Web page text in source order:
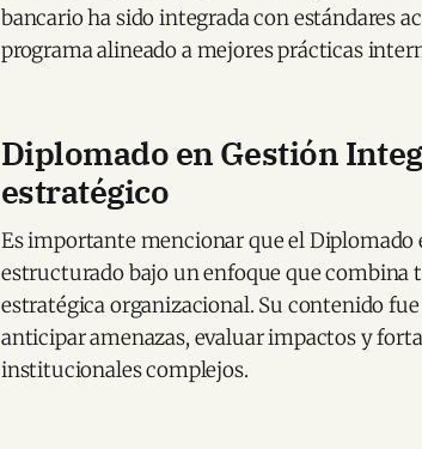
bancario ha sido integrada con estándares
programa alineado a mejores prácticas
Diplomado en Gestión
estratégico
Es importante mencionar que el Diplomado
estructurado bajo un enfoque que combina
estratégica organizacional. Su contenido
anticipar amenazas, evaluar impactos y
institucionales complejos.